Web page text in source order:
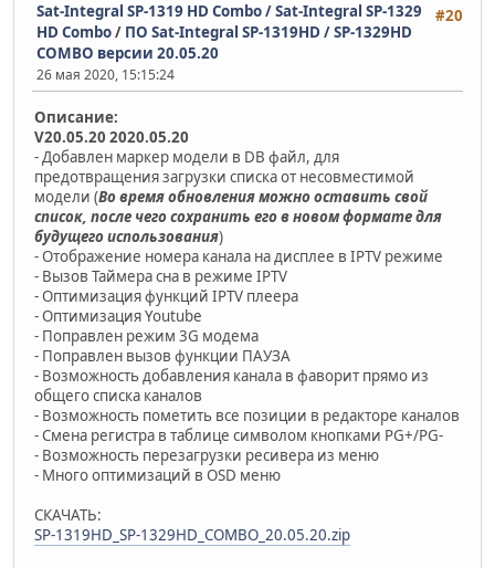
#20
Sat-Integral SP-1319 HD Combo / Sat-Integral SP-1329
HD Combo/ ПО Sat-Integral SP-1319HD / SP-1329HD
COMBO версии 20.05.20
26 мая 2020, 15:15:24
Описание:
V20.05.20 2020.05.20
- Добавлен маркер модели в DB файл, для
предотвращения загрузки списка от несовместимой
модели (Во время обновления можно оставить свой
список, после чего сохранить его в новом формате для
будущего использования)
- Отображение номера канала на дисплее в IPTV режиме
- Вызов Таймера сна в режиме IPTV
- Оптимизация функций IPTV плеера
- Оптимизация Youtube
- Поправлен режим 3G модема
- Поправлен вызов функции ПАУЗА
- Возможность добавления канала в фаворит прямо из
общего списка каналов
- Возможность пометить все позиции в редакторе каналов
- Смена регистра в таблице символом кнопками PG+/PG-
- Возможность перезагрузки ресивера из меню
- Много оптимизаций в OSD меню
СКАЧАТЬ:
SP-1319HD_SP-1329HD_COMBO_20.05.20.zip